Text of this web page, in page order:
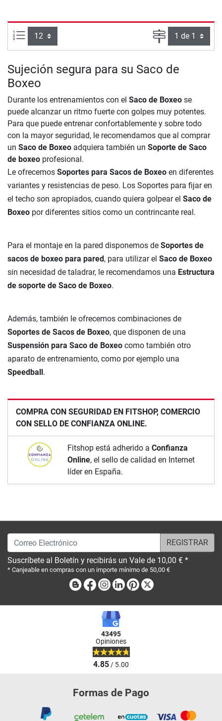
Artículos por página: Página
COMPRA CON SEGURIDAD EN FITSHOP, COMERCIO
CON SELLO DE CONFIANZA ONLINE.
Fitshop está adherido a Confianza
Online, el sello de calidad en Internet
líder en España.
Sujeción segura para su Saco de
Boxeo
Durante los entrenamientos con el Saco de Boxeo se
puede alcanzar un ritmo fuerte con golpes muy potentes.
Para que puede entrenar confortablemente y sobre todo
con la mayor seguridad, le recomendamos que al comprar
un Saco de Boxeo adquiera también un Soporte de Saco
de boxeo profesional.
Le ofrecemos Soportes para Sacos de Boxeo en diferentes
variantes y resistencias de peso. Los Soportes para fijar en
el techo son apropiados, cuando quiera golpear el Saco de
Boxeo por diferentes sitios como un contrincante real.
Para el montaje en la pared disponemos de Soportes de
sacos de boxeo para pared , para utilizar el Saco de Boxeo
sin necesidad de taladrar, le recomendamos una Estructura
de soporte de Saco de Boxeo.
Además, también le ofrecemos combinaciones de
Soportes de Sacos de Boxeo, que disponen de una
Suspensión para Saco de Boxeo como también otro
aparato de entrenamiento, como por ejemplo una
Speedball .
Correo Electrónico
Suscríbete al Boletín y recibirás un Vale de 10,00 € *
* Canjeable en compras con un importe mínimo de 50,00 €
BlogFacebook
Instagram
LinkedinPinterest
43495
Opiniones
4.85/ 5.00
Formas de Pago